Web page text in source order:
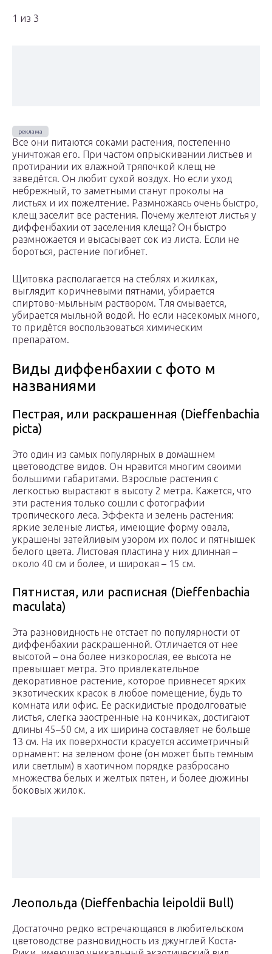
1 из 3
Все они питаются соками растения, постепенно
уничтожая его. При частом опрыскивании листьев и
протирании их влажной тряпочкой клещ не
заведётся. Он любит сухой воздух. Но если уход
небрежный, то заметными станут проколы на
листьях и их пожелтение. Размножаясь очень быстро,
клещ заселит все растения. Почему желтеют листья у
диффенбахии от заселения клеща? Он быстро
размножается и высасывает сок из листа. Если не
бороться, растение погибнет.
Щитовка располагается на стеблях и жилках,
выглядит коричневыми пятнами, убирается
спиртово-мыльным раствором. Тля смывается,
убирается мыльной водой. Но если насекомых много,
то придётся воспользоваться химическим
препаратом.
Виды диффенбахии с фото м
названиями
Пестрая, или раскрашенная (Dieffenbachia
picta)
Это один из самых популярных в домашнем
цветоводстве видов. Он нравится многим своими
большими габаритами. Взрослые растения с
легкостью вырастают в высоту 2 метра. Кажется, что
эти растения только сошли с фотографии
тропического леса. Эффекта и зелень растения:
яркие зеленые листья, имеющие форму овала,
украшены затейливым узором их полос и пятнышек
белого цвета. Листовая пластина у них длинная –
около 40 см и более, и широкая – 15 см.
Пятнистая, или расписная (Dieffenbachia
maculata)
Эта разновидность не отстает по популярности от
диффенбахии раскрашенной. Отличается от нее
высотой – она более низкорослая, ее высота не
превышает метра. Это привлекательное
декоративное растение, которое привнесет ярких
экзотических красок в любое помещение, будь то
комната или офис. Ее раскидистые продолговатые
листья, слегка заостренные на кончиках, достигают
длины 45–50 см, а их ширина составляет не больше
13 см. На их поверхности красуется ассиметричный
орнамент: на зеленом фоне (он может быть темным
или светлым) в хаотичном порядке разбросано
множества белых и желтых пятен, и более дюжины
боковых жилок.
Леопольда (Dieffenbachia leipoldii Bull)
Достаточно редко встречающаяся в любительском
цветоводстве разновидность из джунглей Коста-